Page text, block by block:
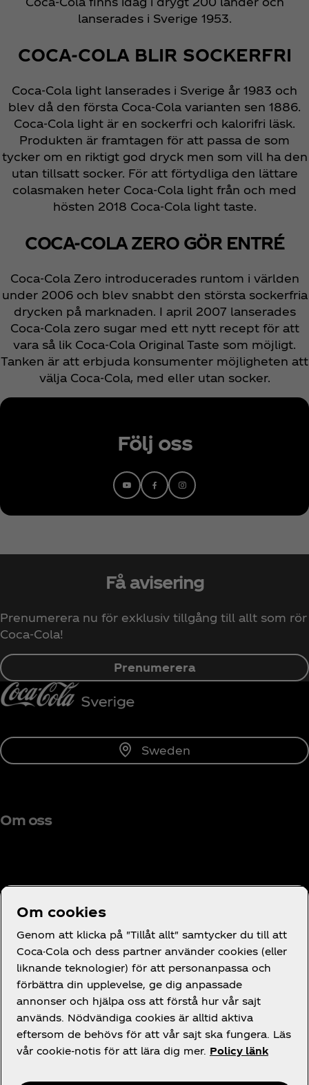
lanserades i Sverige 1953.
COCA‑COLA BLIR SOCKERFRI
Coca‑Cola light lanserades i Sverige år 1983 och
blev då den första Coca‑Cola varianten sen 1886.
Coca‑Cola light är en sockerfri och kalorifri läsk.
Produkten är framtagen för att passa de som
tycker om en riktigt god dryck men som vill ha den
utan tillsatt socker. För att förtydliga den lättare
colasmaken heter Coca‑Cola light från och med
hösten 2018 Coca‑Cola light taste.
COCA‑COLA ZERO GÖR ENTRÉ
Coca‑Cola Zero introducerades runtom i världen
under 2006 och blev snabbt den största sockerfria
drycken på marknaden. I april 2007 lanserades
Coca‑Cola zero sugar med ett nytt recept för att
vara så lik Coca‑Cola Original Taste som möjligt.
Tanken är att erbjuda konsumenter möjligheten att
välja Coca‑Cola, med eller utan socker.
Följ oss
Få avisering
Prenumerera nu för exklusiv tillgång till allt som rör
Coca‑Cola!
Prenumerera
Sweden
Om oss
Behöver du hjälp?
Juridik
Om cookies
Genom att klicka på "Tillåt allt" samtycker du till att
Coca-Cola och dess partner använder cookies (eller
liknande teknologier) för att personanpassa och
förbättra din upplevelse, ge dig anpassade
annonser och hjälpa oss att förstå hur vår sajt
används. Nödvändiga cookies är alltid aktiva
eftersom de behövs för att vår sajt ska fungera. Läs
vår cookie-notis för att lära dig mer. Policy länk